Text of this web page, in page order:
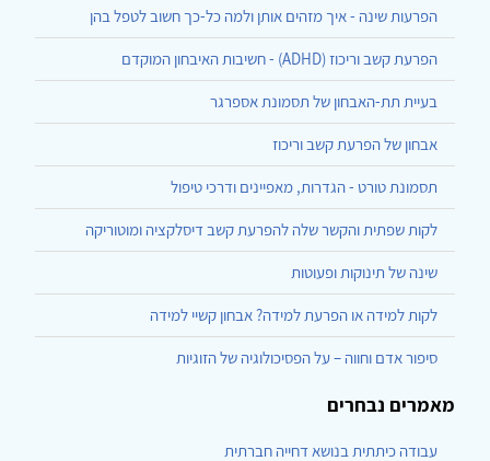
הפרעות שינה - איך מזהים אותן ולמה כל-כך חשוב לטפל בהן
הפרעת קשב וריכוז (ADHD) - חשיבות האיבחון המוקדם
בעיית תת-האבחון של תסמונת אספרגר
אבחון של הפרעת קשב וריכוז
תסמונת טורט - הגדרות, מאפיינים ודרכי טיפול
לקות שפתית והקשר שלה להפרעת קשב דיסלקציה ומוטוריקה
שינה של תינוקות ופעוטות
לקות למידה או הפרעת למידה? אבחון קשיי למידה
סיפור אדם וחווה – על הפסיכולוגיה של הזוגיות
מאמרים נבחרים
עבודה כיתתית בנושא דחייה חברתית